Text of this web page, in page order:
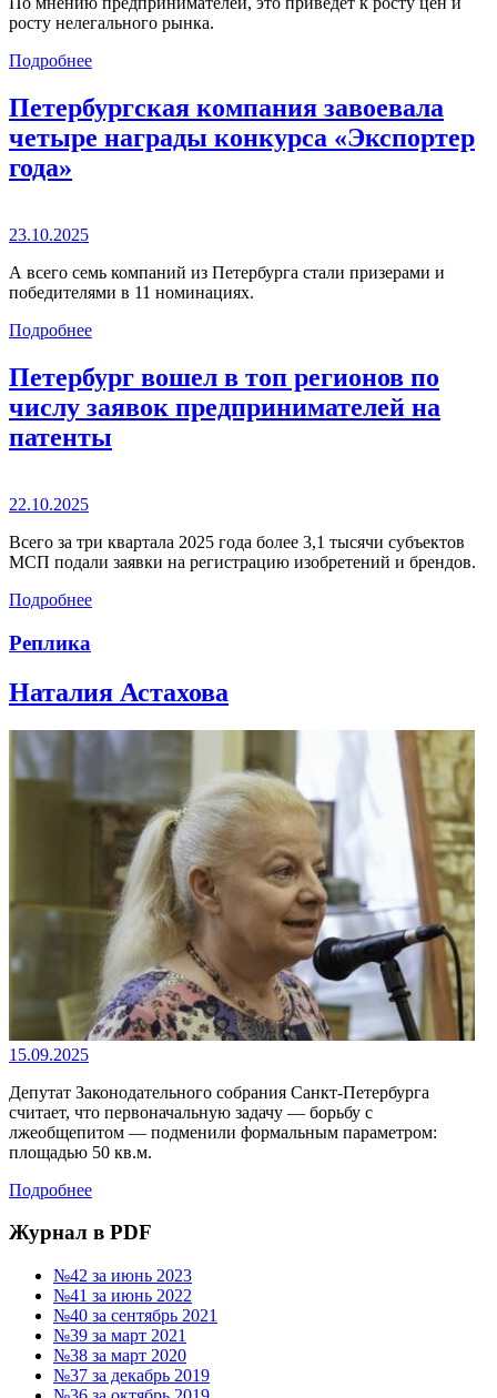
росту нелегального рынка.
Подробнее
Петербургская компания завоевала
четыре награды конкурса «Экспортер
года»
23.10.2025
А всего семь компаний из Петербурга стали призерами и
победителями в 11 номинациях.
Подробнее
Петербург вошел в топ регионов по
числу заявок предпринимателей на
патенты
22.10.2025
Всего за три квартала 2025 года более 3,1 тысячи субъектов
МСП подали заявки на регистрацию изобретений и брендов.
Подробнее
Реплика
Наталия Астахова
15.09.2025
Депутат Законодательного собрания Санкт-Петербурга
считает, что первоначальную задачу — борьбу с
лжеобщепитом — подменили формальным параметром:
площадью 50 кв.м.
Подробнее
Журнал в PDF
№42 за июнь 2023
№41 за июнь 2022
№40 за сентябрь 2021
№39 за март 2021
№38 за март 2020
№37 за декабрь 2019